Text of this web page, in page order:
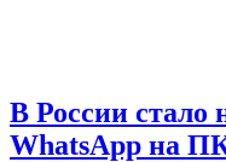
В России стало
WhatsApp на